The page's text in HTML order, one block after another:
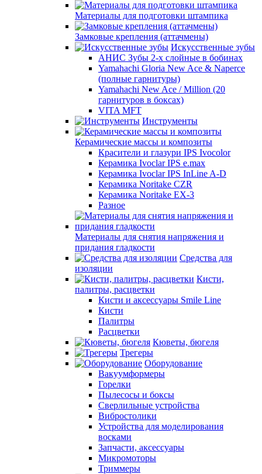
Материалы для подготовки штампика
Замковые крепления (аттачмены)
Искусственные зубы
АНИС Зубы 2-х слойные в бобинах
Yamahachi Gloria New Ace & Naperce
(полные гарнитуры)
Yamahachi New Ace / Million (20
гарнитуров в боксах)
VITA MFT
Инструменты
Керамические массы и композиты
Красители и глазури IPS Ivocolor
Керамика Ivoclar IPS e.max
Керамика Ivoclar IPS InLine A-D
Керамика Noritake CZR
Керамика Noritake EX-3
Разное
Материалы для снятия напряжения и
придания гладкости
Средства для
изоляции
Кисти,
палитры, расцветки
Кисти и аксессуары Smile Line
Кисти
Палитры
Расцветки
Кюветы, бюгеля
Трегеры
Оборудование
Вакуумформеры
Горелки
Пылесосы и боксы
Сверлильные устройства
Вибростолики
Устройства для моделирования
восками
Запчасти, аксессуары
Микромоторы
Триммеры